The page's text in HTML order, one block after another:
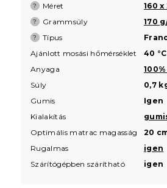
? Méret 160
? Grammsúly 170
? Típus
Ajánlott mosási hőmérséklet
40 °C
Anyaga
Súly
0,7
Gumis
Igen
Kialakítás
Optimális matrac magasság
20
Rugalmas
igen
Szárítógépben szárítható
igen